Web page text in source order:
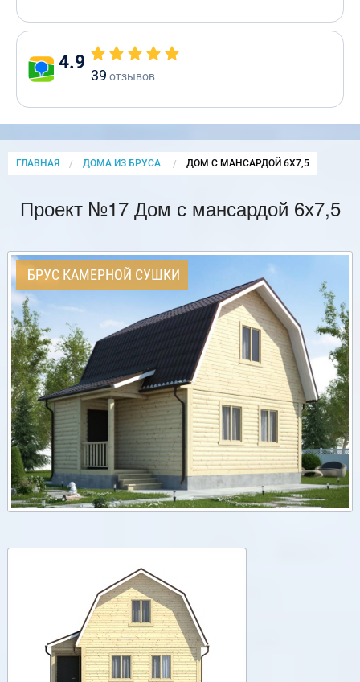
4.9
39 отзывов
ГЛАВНАЯ ДОМА ИЗ БРУСА CURRENT:
ДОМ С МАНСАРДОЙ 6Х7,5
Проект №17 Дом с мансардой 6х7,5
БРУС КАМЕРНОЙ СУШКИ